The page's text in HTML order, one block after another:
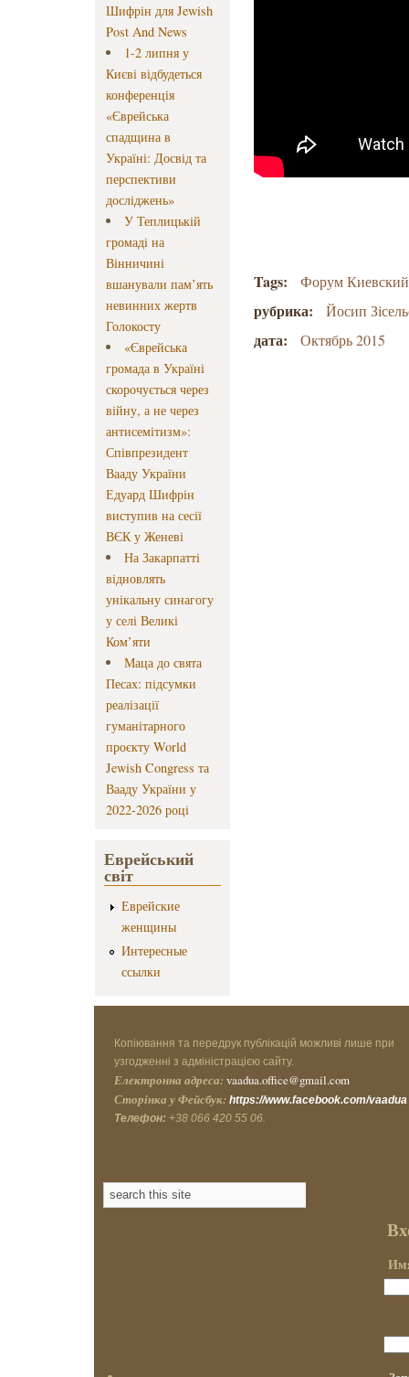
Шифрін для Jewish
Post And News
1-2 липня у
Києві відбудеться
конференція
«Єврейська
спадщина в
Україні: Досвід та
перспективи
досліджень»
У Теплицькій
громаді на
Вінничині
вшанували пам’ять
невинних жертв
Голокосту
«Єврейська
громада в Україні
скорочується через
війну, а не через
антисемітизм»:
Співпрезидент
Вааду України
Едуард Шифрін
виступив на сесії
ВЄК у Женеві
На Закарпатті
відновлять
унікальну синагогу
у селі Великі
Ком’яти
Маца до свята
Песах: підсумки
реалізації
гуманітарного
проєкту World
Jewish Congress та
Вааду України у
2022-2026 році
Еврейський
світ
Еврейские
женщины
Интересные
ссылки
Tags: Форум
рубрика: Йосип
дата: Октябрь 2015
Копіювання та передрук публікацій можливі лише при
узгодженні з адміністрацією сайту.
Електронна адреса: vaadua.office@gmail.com
Сторінка у Фейсбук: https://www.facebook.com/vaadua
Телефон: +38 066 420 55 06.